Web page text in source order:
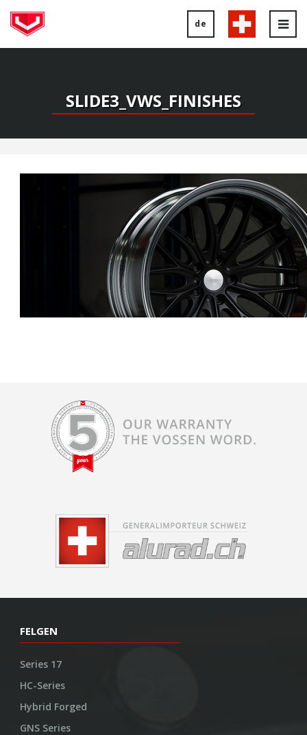
de
SLIDE3_VWS_FINISHES
FELGEN
Series 17
HC-Series
Hybrid Forged
GNS Series